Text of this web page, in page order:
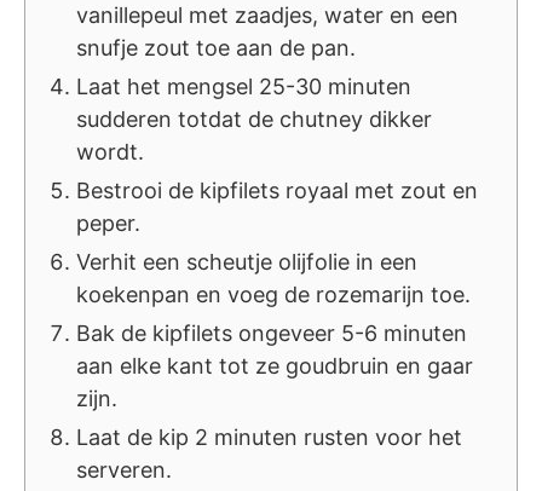
vanillepeul met zaadjes, water en een
snufje zout toe aan de pan.
Laat het mengsel 25-30 minuten
sudderen totdat de chutney dikker
wordt.
Bestrooi de kipfilets royaal met zout en
peper.
Verhit een scheutje olijfolie in een
koekenpan en voeg de rozemarijn toe.
Bak de kipfilets ongeveer 5-6 minuten
aan elke kant tot ze goudbruin en gaar
zijn.
Laat de kip 2 minuten rusten voor het
serveren.